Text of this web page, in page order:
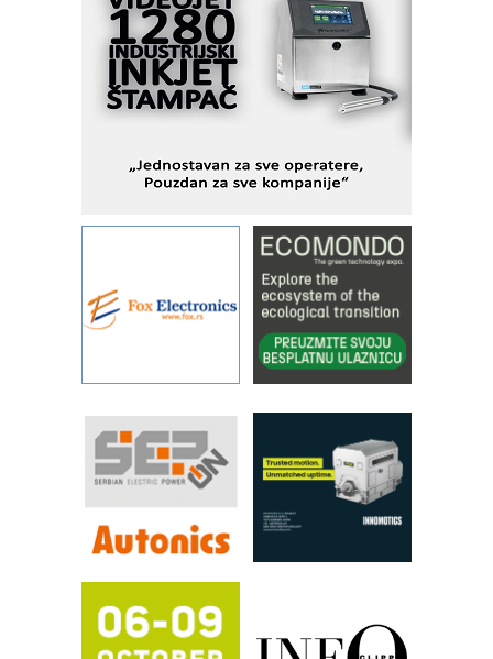
objekte
Alba d.o.o. – 35 godina preciznosti u
metrologiji i pametnim dozirnim
rešenjima
STAUFF – Komponente koje
sistema
YAMADA pumpe – japanska
pouzdanost u transferu fluida
Filtration Group Industrial – Napredna
rešenja za filtraciju u hidrauličkim i
procesnim sistemima
Art Utopia Studio – vizuelne priče
RILINEX kompanije Rittal
FANUC: Najbolje za vašu pametnu
automatizaciju
Efikasno upravljanje energijom
Automatizacija pakovanja · Display
Proizvodnja iC7 Hybrid 1500 VDC
mrežnog pretvarača sa tečnim
hlađenjem